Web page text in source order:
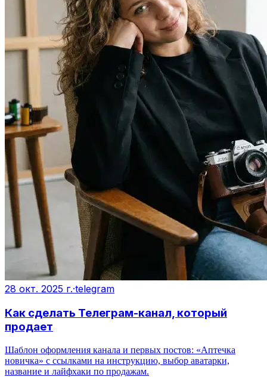
28 окт. 2025 г.·telegram
Как сделать Телеграм-канал, который
продает
Шаблон оформления канала и первых постов: «Аптечка
новичка» с ссылками на инструкцию, выбор аватарки,
название и лайфхаки по продажам.